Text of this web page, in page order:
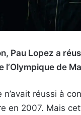
Pau Lopez a
de
réussi à
en 2007. Mais